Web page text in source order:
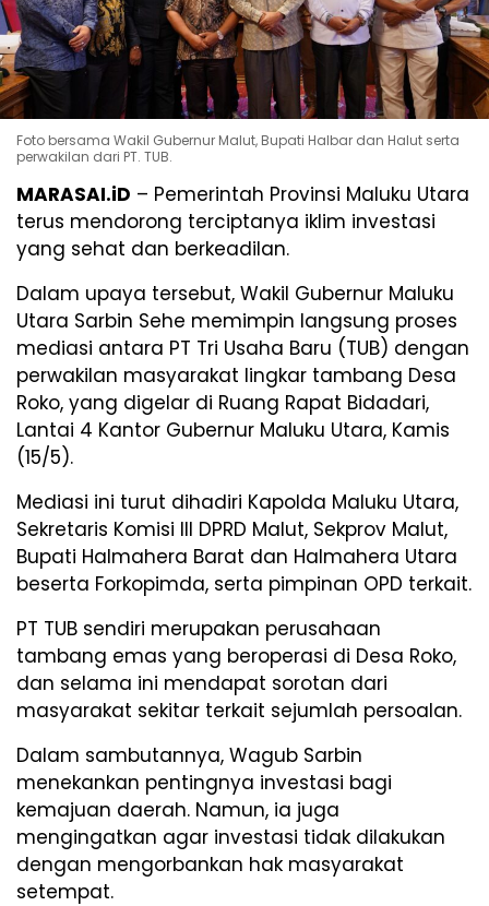
Foto bersama Wakil Gubernur Malut, Bupati Halbar dan Halut serta
perwakilan dari PT. TUB.
MARASAI.iD – Pemerintah Provinsi Maluku Utara
terus mendorong terciptanya iklim investasi
yang sehat dan berkeadilan.
Dalam upaya tersebut, Wakil Gubernur Maluku
Utara Sarbin Sehe memimpin langsung proses
mediasi antara PT Tri Usaha Baru (TUB) dengan
perwakilan masyarakat lingkar tambang Desa
Roko, yang digelar di Ruang Rapat Bidadari,
Lantai 4 Kantor Gubernur Maluku Utara, Kamis
(15/5).
Mediasi ini turut dihadiri Kapolda Maluku Utara,
Sekretaris Komisi III DPRD Malut, Sekprov Malut,
Bupati Halmahera Barat dan Halmahera Utara
beserta Forkopimda, serta pimpinan OPD terkait.
PT TUB sendiri merupakan perusahaan
tambang emas yang beroperasi di Desa Roko,
dan selama ini mendapat sorotan dari
masyarakat sekitar terkait sejumlah persoalan.
Dalam sambutannya, Wagub Sarbin
menekankan pentingnya investasi bagi
kemajuan daerah. Namun, ia juga
mengingatkan agar investasi tidak dilakukan
dengan mengorbankan hak masyarakat
setempat.